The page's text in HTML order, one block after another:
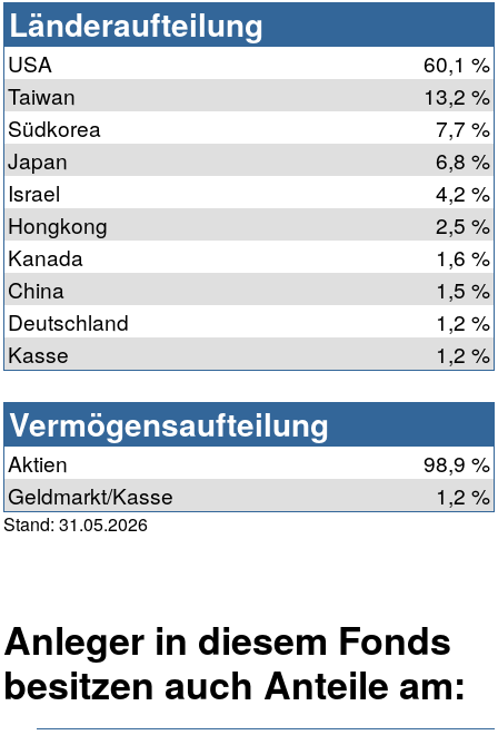
Länderaufteilung
USA
60,1 %
Taiwan
13,2 %
Südkorea
7,7 %
Japan
6,8 %
Israel
4,2 %
Hongkong
2,5 %
Kanada
1,6 %
China
1,5 %
Deutschland
1,2 %
Kasse
1,2 %
Vermögensaufteilung
Aktien
98,9 %
Geldmarkt/Kasse
1,2 %
Stand: 31.05.2026
Anleger in diesem Fonds
besitzen auch Anteile am: